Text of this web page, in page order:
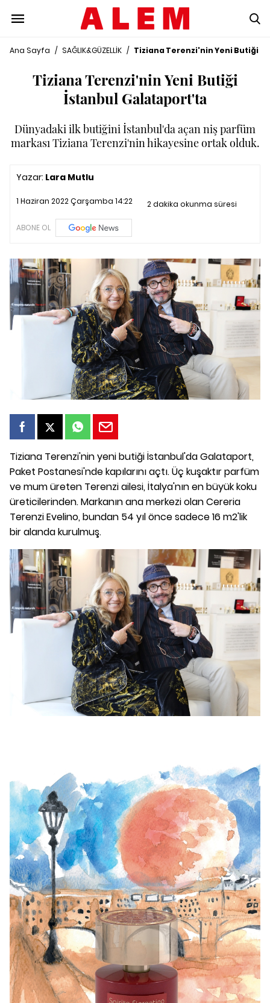
Ana Sayfa / SAĞLIK&GÜZELLİK / Tiziana Terenzi'nin Yeni Butiği
Tiziana Terenzi'nin Yeni Butiği
İstanbul Galataport'ta
Dünyadaki ilk butiğini İstanbul'da açan niş parfüm
markası Tiziana Terenzi'nin hikayesine ortak olduk.
Yazar: Lara Mutlu
1 Haziran 2022 Çarşamba 14:22 2 dakika okunma süresi
ABONE OL
Tiziana Terenzi'nin yeni butiği İstanbul'da Galataport,
Paket Postanesi'nde kapılarını açtı. Üç kuşaktır parfüm
ve mum üreten Terenzi ailesi, İtalya'nın en büyük koku
üreticilerinden. Markanın ana merkezi olan Cereria
Terenzi Evelino, bundan 54 yıl önce sadece 16 m2'lik
bir alanda kurulmuş.